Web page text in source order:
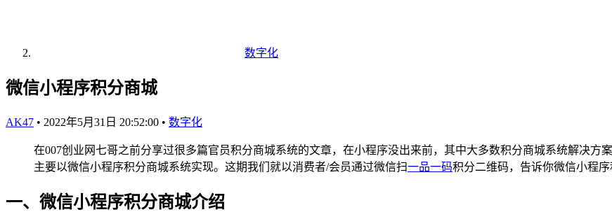
数字化
微信小程序积分商城
AK47 • 2022年5月31日 20:52:00 • 数字化
在007创业网七哥之前分享过很多篇官员积分商城系统的文章，在小程序没出来前，其中大多数积分商城系统解决方
主要以微信小程序积分商城系统实现。这期我们就以消费者/会员通过微信扫一品一码积分二维码，告诉你微信小程
一、微信小程序积分商城介绍